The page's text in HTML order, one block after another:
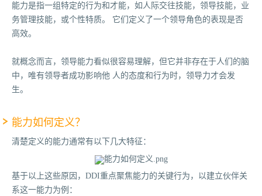
能力是指一组特定的行为和才能，如人际交往技能，领导技能，业
务管理技能，或个性特质。 它们定义了一个领导角色的表现是否
高效。
就概念而言，领导能力看似很容易理解，但它并非存在于人们的脑
中，唯有领导者成功影响他 人的态度和行为时，领导力才会发
生。
能力如何定义？
清楚定义的能力通常有以下几大特征：
基于以上这些原因，DDI重点聚焦能力的关键行为，以建立伙伴关
系这一能力为例：